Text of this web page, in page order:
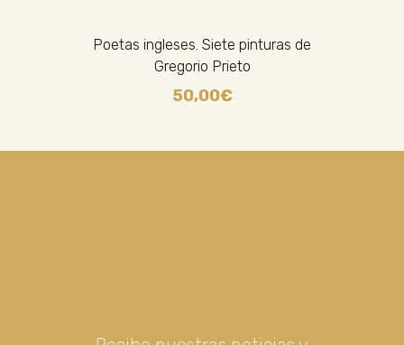
Poetas ingleses. Siete pinturas de
Gregorio Prieto
50,00€